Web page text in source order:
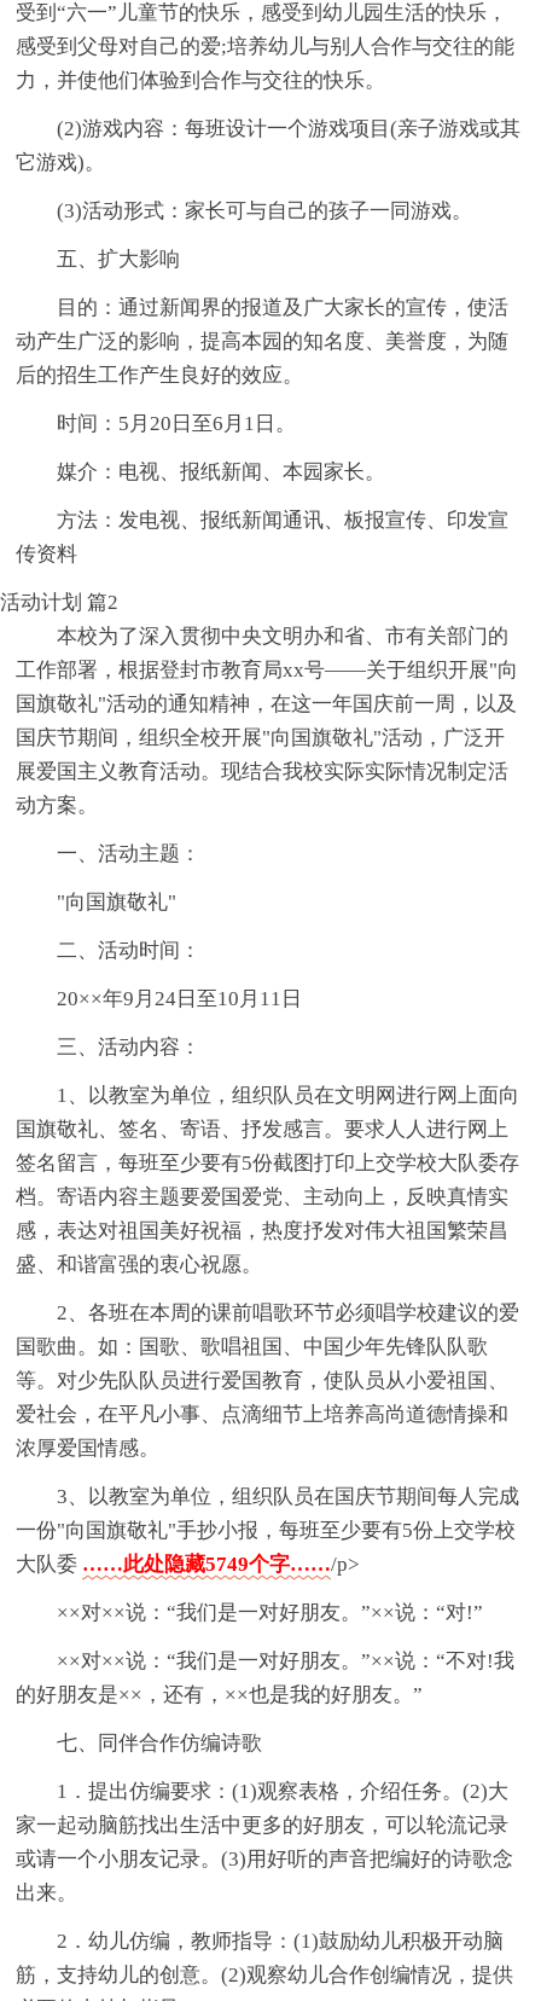
受到“六一”儿童节的快乐，感受到幼儿园生活的快乐，
感受到父母对自己的爱;培养幼儿与别人合作与交往的能
力，并使他们体验到合作与交往的快乐。
(2)游戏内容：每班设计一个游戏项目(亲子游戏或其
它游戏)。
(3)活动形式：家长可与自己的孩子一同游戏。
五、扩大影响
目的：通过新闻界的报道及广大家长的宣传，使活
动产生广泛的影响，提高本园的知名度、美誉度，为随
后的招生工作产生良好的效应。
时间：5月20日至6月1日。
媒介：电视、报纸新闻、本园家长。
方法：发电视、报纸新闻通讯、板报宣传、印发宣
传资料
活动计划 篇2
本校为了深入贯彻中央文明办和省、市有关部门的
工作部署，根据登封市教育局xx号——关于组织开展"向
国旗敬礼"活动的通知精神，在这一年国庆前一周，以及
国庆节期间，组织全校开展"向国旗敬礼"活动，广泛开
展爱国主义教育活动。现结合我校实际实际情况制定活
动方案。
一、活动主题：
"向国旗敬礼"
二、活动时间：
20××年9月24日至10月11日
三、活动内容：
1、以教室为单位，组织队员在文明网进行网上面向
国旗敬礼、签名、寄语、抒发感言。要求人人进行网上
签名留言，每班至少要有5份截图打印上交学校大队委存
档。寄语内容主题要爱国爱党、主动向上，反映真情实
感，表达对祖国美好祝福，热度抒发对伟大祖国繁荣昌
盛、和谐富强的衷心祝愿。
2、各班在本周的课前唱歌环节必须唱学校建议的爱
国歌曲。如：国歌、歌唱祖国、中国少年先锋队队歌
等。对少先队队员进行爱国教育，使队员从小爱祖国、
爱社会，在平凡小事、点滴细节上培养高尚道德情操和
浓厚爱国情感。
3、以教室为单位，组织队员在国庆节期间每人完成
一份"向国旗敬礼"手抄小报，每班至少要有5份上交学校
大队委 ……此处隐藏5749个字……/p>
××对××说：“我们是一对好朋友。”××说：“对!”
××对××说：“我们是一对好朋友。”××说：“不对!我
的好朋友是××，还有，××也是我的好朋友。”
七、同伴合作仿编诗歌
1．提出仿编要求：(1)观察表格，介绍任务。(2)大
家一起动脑筋找出生活中更多的好朋友，可以轮流记录
或请一个小朋友记录。(3)用好听的声音把编好的诗歌念
出来。
2．幼儿仿编，教师指导：(1)鼓励幼儿积极开动脑
筋，支持幼儿的创意。(2)观察幼儿合作创编情况，提供